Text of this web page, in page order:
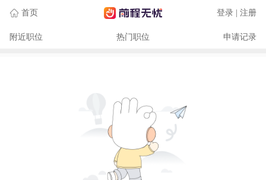
首页 登录 | 注册
附近职位 热门职位 申请记录